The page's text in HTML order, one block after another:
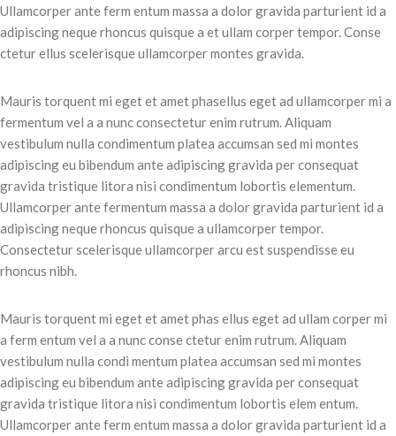
Ullamcorper ante ferm entum massa a dolor gravida parturient id a
adipiscing neque rhoncus quisque a et ullam corper tempor. Conse
ctetur ellus scelerisque ullamcorper montes gravida.
Mauris torquent mi eget et amet phasellus eget ad ullamcorper mi a
fermentum vel a a nunc consectetur enim rutrum. Aliquam
vestibulum nulla condimentum platea accumsan sed mi montes
adipiscing eu bibendum ante adipiscing gravida per consequat
gravida tristique litora nisi condimentum lobortis elementum.
Ullamcorper ante fermentum massa a dolor gravida parturient id a
adipiscing neque rhoncus quisque a ullamcorper tempor.
Consectetur scelerisque ullamcorper arcu est suspendisse eu
rhoncus nibh.
Mauris torquent mi eget et amet phas ellus eget ad ullam corper mi
a ferm entum vel a a nunc conse ctetur enim rutrum. Aliquam
vestibulum nulla condi mentum platea accumsan sed mi montes
adipiscing eu bibendum ante adipiscing gravida per consequat
gravida tristique litora nisi condimentum lobortis elem entum.
Ullamcorper ante ferm entum massa a dolor gravida parturient id a